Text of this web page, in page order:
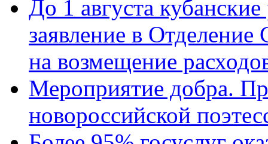
До 1 августа
заявление в
на возмещение
Мероприятие добра.
новороссийской